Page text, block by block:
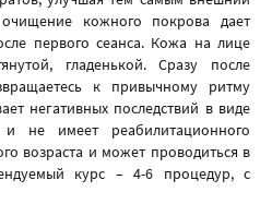
кожного покрова дает
первого сеанса. Кожа на лице
гладенькой. Сразу после
к привычному ритму
негативных последствий в виде
не имеет реабилитационного
возраста и может проводиться в
курс – 4-6 процедур, с